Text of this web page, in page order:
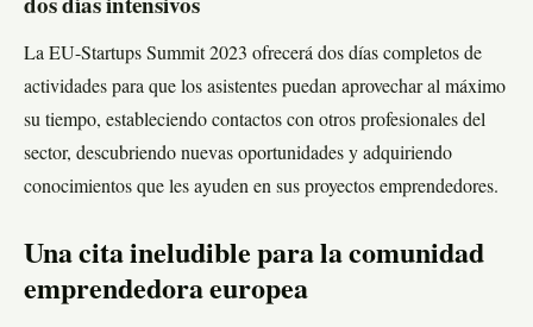
dos días intensivos
La EU-Startups Summit 2023 ofrecerá dos días completos de
actividades para que los asistentes puedan aprovechar al máximo
su tiempo, estableciendo contactos con otros profesionales del
sector, descubriendo nuevas oportunidades y adquiriendo
conocimientos que les ayuden en sus proyectos emprendedores.
Una cita ineludible para la comunidad
emprendedora europea